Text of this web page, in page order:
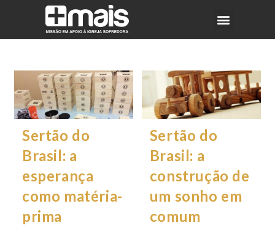
Sertão do
Brasil: a
esperança
como matéria-
prima
Sertão do
Brasil: a
construção de
um sonho em
comum